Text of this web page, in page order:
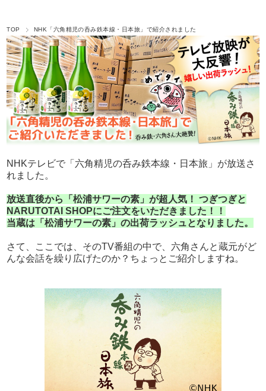
TOP NHK「六角精児の呑み鉄本線・日本旅」で紹介されました
NHKテレビで「六角精児の呑み鉄本線・日本旅」が放送さ
れました。
放送直後から「松浦サワーの素」が超人気！ つぎつぎと
NARUTOTAI SHOPにご注文をいただきました！！
当蔵は「松浦サワーの素」の出荷ラッシュとなりました。
さて、ここでは、そのTV番組の中で、六角さんと蔵元がど
んな会話を繰り広げたのか？ちょっとご紹介しますね。